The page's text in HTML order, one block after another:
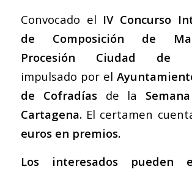
Convocado el IV Concurso
de Composición de
Procesión Ciudad de
impulsado por el
de Cofradías de la
Cartagena. El certamen
euros en premios.
Los interesados pueden